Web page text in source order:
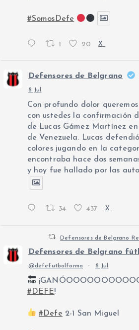
#SomosDefe
1 20 X
Defensores de Belgrano
8 Jul
Con profundo dolor
con ustedes la confirmación
de Lucas Gámez Martínez
de Venezuela. Lucas
colores jugando en la
encontraba hace dos
y hoy fue hallado por las
34 437 X
Defensores de Belgrano
Defensores de Belgrano
@defefutbolforma · 8 Jul
#DEFE!
#Defe 2-1 San Miguel